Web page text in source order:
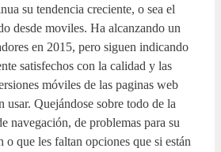
su tendencia creciente, o sea el
desde moviles. Ha alcanzando un
en 2015, pero siguen indicando
satisfechos con la calidad y las
móviles de las paginas web
usar. Quejándose sobre todo de la
navegación, de problemas para su
o que les faltan opciones que si están